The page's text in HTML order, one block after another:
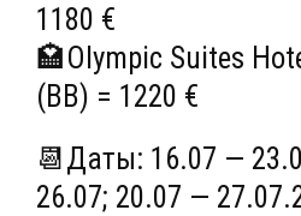
1180 €
🏩Olympic Suites
(BB) = 1220 €
📆Даты: 16.07 —
26.07; 20.07 —